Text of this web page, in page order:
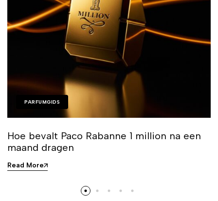
PARFUMGIDS
Hoe bevalt Paco Rabanne 1 million na een
maand dragen
Read More